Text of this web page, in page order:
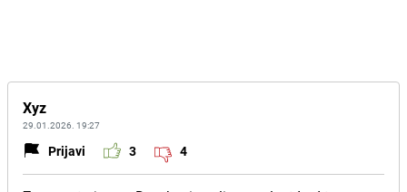
Xyz
29.01.2026. 19:27
Prijavi 3 4